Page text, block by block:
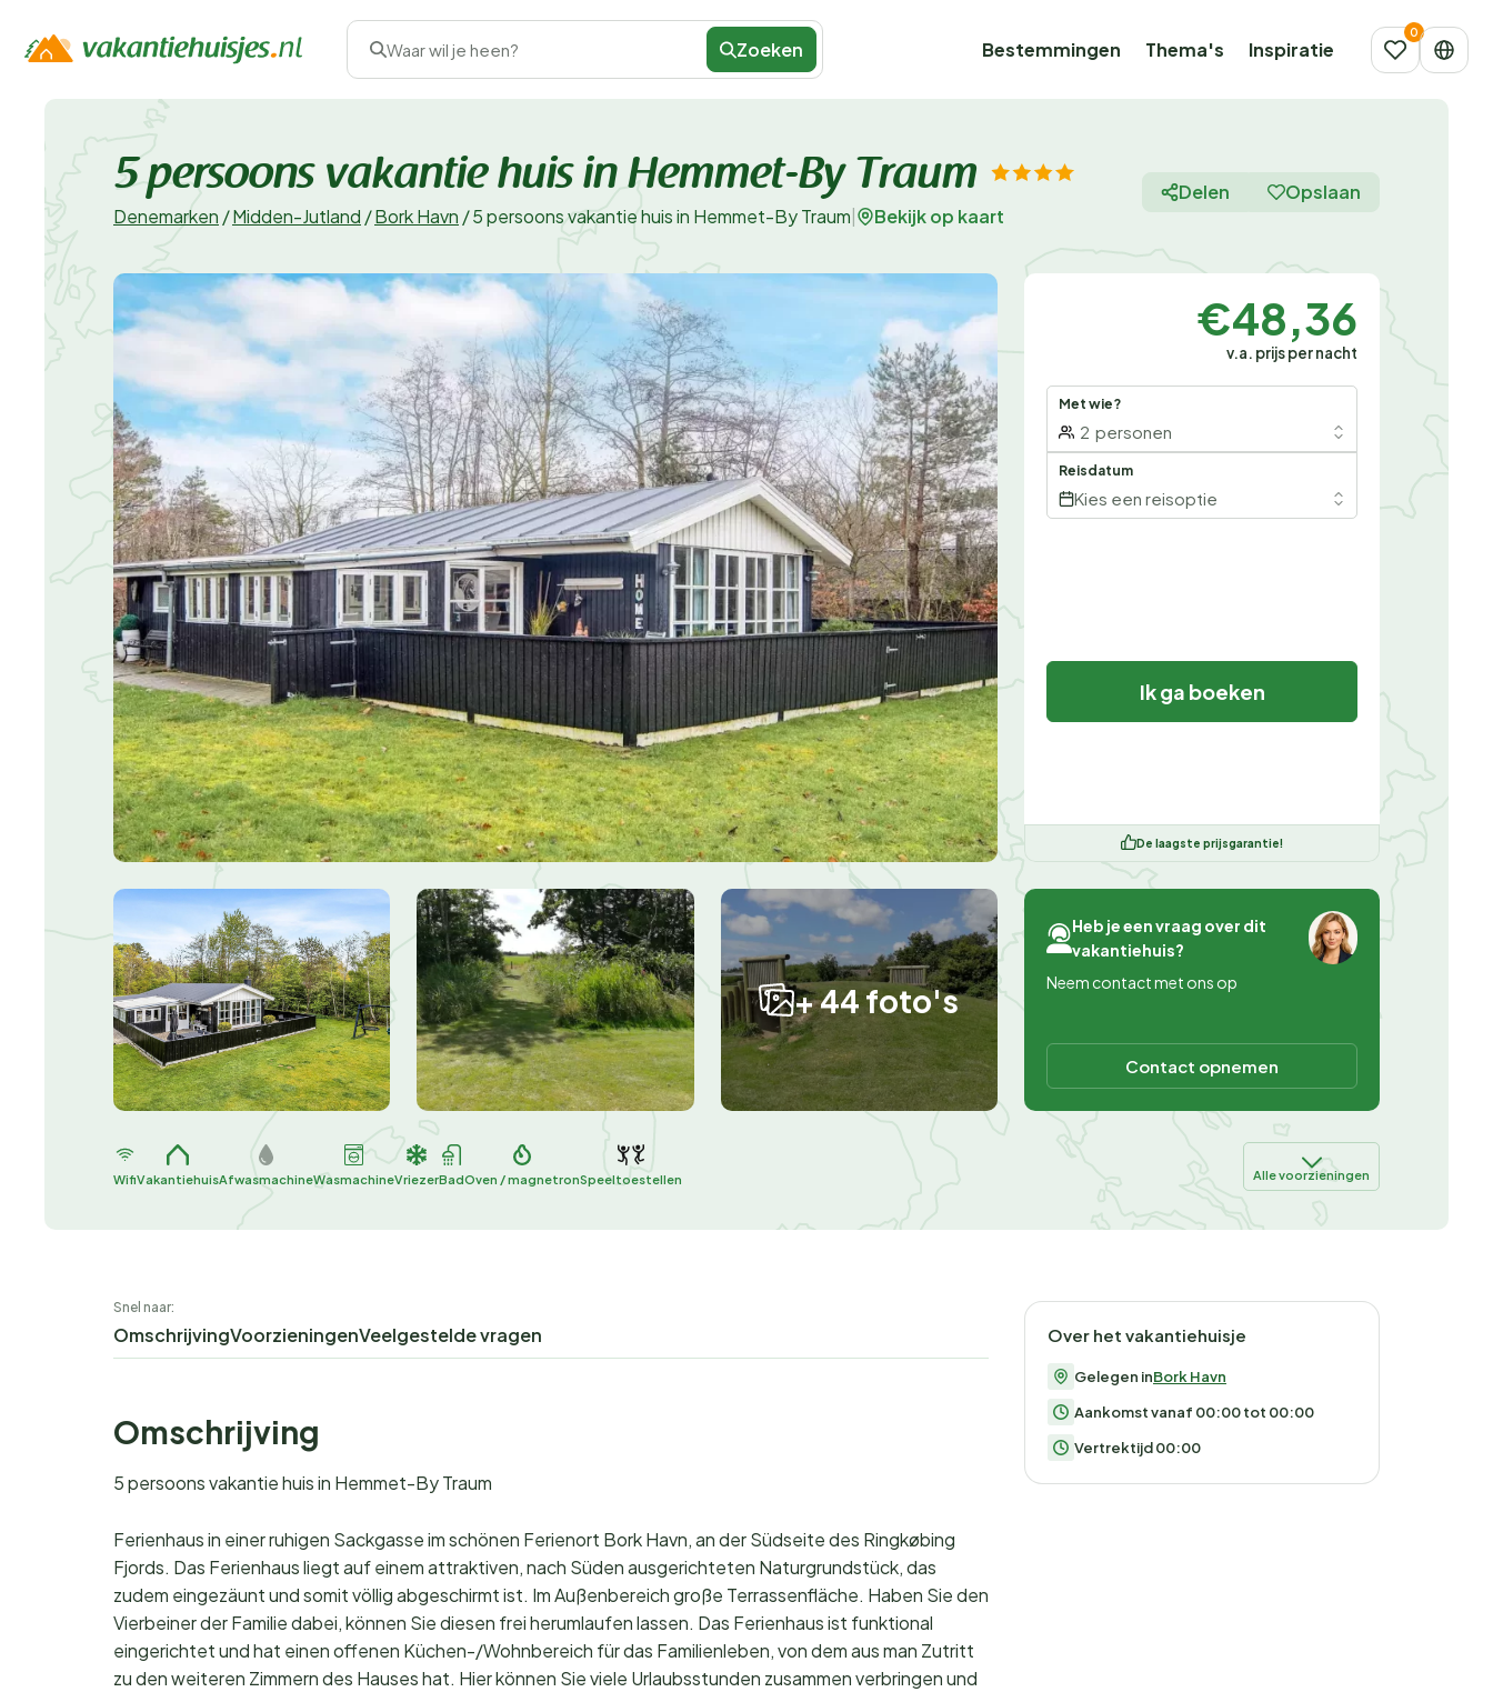
Waar wil je heen? Zoeken Bestemmingen Thema's Inspiratie
5 persoons vakantie huis in Hemmet-By Traum
Denemarken /Midden-Jutland /Bork Havn /5 persoons vakantie huis in Hemmet-By Traum Bekijk op kaart
Delen Opslaan
+ 44 foto's
€48,36
v.a. prijs per nacht
Met wie?
2 personen
Reisdatum
Kies een reisoptie
Ik ga boeken
De laagste prijsgarantie!
Heb je een vraag over dit
vakantiehuis?
Neem contact met ons op
Contact opnemen
WifiVakantiehuisAfwasmachineWasmachineVriezerBadOven / magnetronSpeeltoestellen Alle voorzieningen
Snel naar:
OmschrijvingVoorzieningenVeelgestelde vragen
Omschrijving
5 persoons vakantie huis in Hemmet-By Traum
Ferienhaus in einer ruhigen Sackgasse im schönen Ferienort Bork Havn, an der Südseite des Ringkøbing
Fjords. Das Ferienhaus liegt auf einem attraktiven, nach Süden ausgerichteten Naturgrundstück, das
zudem eingezäunt und somit völlig abgeschirmt ist. Im Außenbereich große Terrassenfläche. Haben Sie den
Vierbeiner der Familie dabei, können Sie diesen frei herumlaufen lassen. Das Ferienhaus ist funktional
eingerichtet und hat einen offenen Küchen-/Wohnbereich für das Familienleben, von dem aus man Zutritt
zu den weiteren Zimmern des Hauses hat. Hier können Sie viele Urlaubsstunden zusammen verbringen und
Over het vakantiehuisje
Gelegen inBork Havn
Aankomst vanaf 00:00 tot 00:00
Vertrektijd 00:00